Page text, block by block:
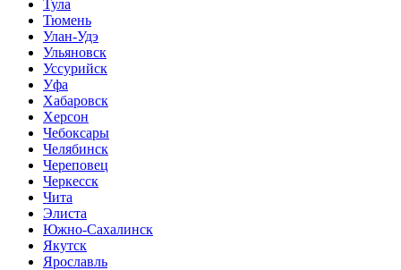
Тула
Тюмень
Улан-Удэ
Ульяновск
Уссурийск
Уфа
Хабаровск
Херсон
Чебоксары
Челябинск
Череповец
Черкесск
Чита
Элиста
Южно-Сахалинск
Якутск
Ярославль